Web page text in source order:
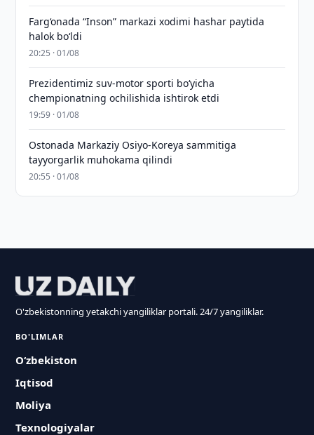
Farg‘onada “Inson” markazi xodimi hashar paytida
halok bo‘ldi
20:25 · 01/08
Prezidentimiz suv-motor sporti bo‘yicha
chempionatning ochilishida ishtirok etdi
19:59 · 01/08
Ostonada Markaziy Osiyo-Koreya sammitiga
tayyorgarlik muhokama qilindi
20:55 · 01/08
O'zbekistonning yetakchi yangiliklar portali. 24/7 yangiliklar.
BO'LIMLAR
O‘zbekiston
Iqtisod
Moliya
Texnologiyalar